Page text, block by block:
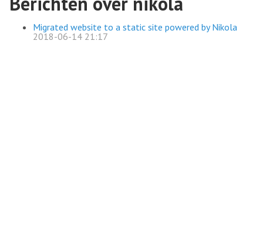
Migrated website to a static site powered by Nikola
2018-06-14 21:17